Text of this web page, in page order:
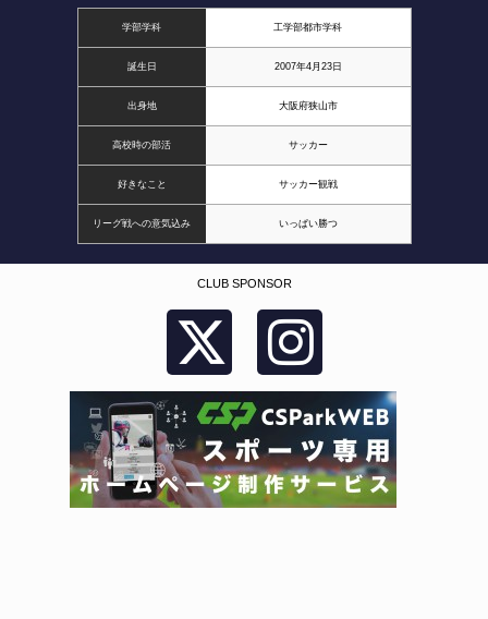
学部学科 工学部都市学科
誕生日 2007年4月23日
出身地 大阪府狭山市
高校時の部活 サッカー
好きなこと サッカー観戦
リーグ戦への意気込み いっぱい勝つ
CLUB SPONSOR